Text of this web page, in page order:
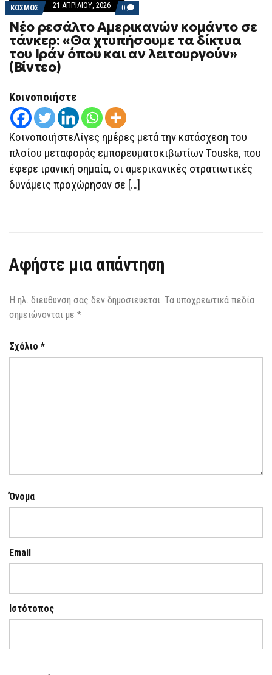
ΚΟΣΜΟΣ 21 ΑΠΡΙΛΊΟΥ, 2026 0 COMMENTS
ON
ΝΈΟ
ΡΕΣΆΛΤΟ
ΑΜΕΡΙΚΑΝΏΝ
ΚΟΜΆΝΤΟ
ΌΠΟΥ
ΚΑΙ
ΑΝ
ΛΕΙΤΟΥΡΓΟΎΝ»
(ΒΊΝΤΕΟ)
Νέο ρεσάλτο Αμερικανών κομάντο σε
τάνκερ: «Θα χτυπήσουμε τα δίκτυα
του Ιράν όπου και αν λειτουργούν»
(Βίντεο)
Κοινοποιήστε
ΚοινοποιήστεΛίγες ημέρες μετά την κατάσχεση του
πλοίου μεταφοράς εμπορευματοκιβωτίων Touska, που
έφερε ιρανική σημαία, οι αμερικανικές στρατιωτικές
δυνάμεις προχώρησαν σε […]
Αφήστε μια απάντηση
Η ηλ. διεύθυνση σας δεν δημοσιεύεται. Τα υποχρεωτικά πεδία
σημειώνονται με *
Σχόλιο *
Όνομα
Email
Ιστότοπος